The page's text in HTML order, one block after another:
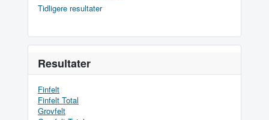
Tidligere resultater
Resultater
Finfelt
Finfelt Total
Grovfelt